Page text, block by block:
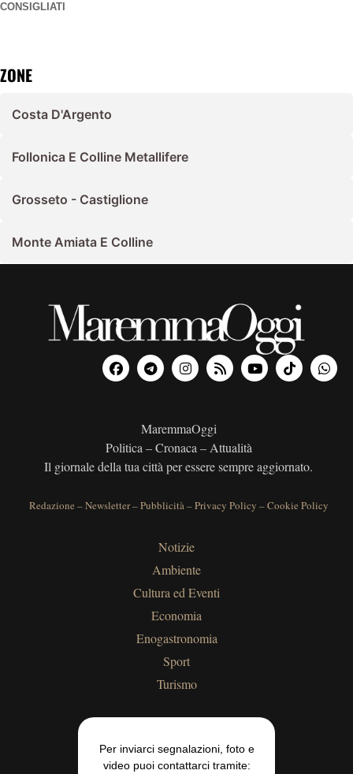
CONSIGLIATI
ZONE
Costa D'Argento
Follonica E Colline Metallifere
Grosseto - Castiglione
Monte Amiata E Colline
MaremmaOggi
Politica – Cronaca – Attualità
Il giornale della tua città per essere sempre aggiornato.
Redazione –Newsletter–Pubblicità–Privacy Policy –Cookie Policy
Notizie
Ambiente
Cultura ed Eventi
Economia
Enogastronomia
Sport
Turismo
Per inviarci segnalazioni, foto e
video puoi contattarci tramite: